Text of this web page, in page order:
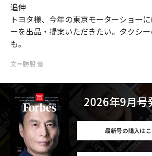
追伸
トヨタ様、今年の東京モーターショー
ーを出品・提案いただきたい。タクシ
も。
文＝勝股 優
2026年9月号
最新号の購入は